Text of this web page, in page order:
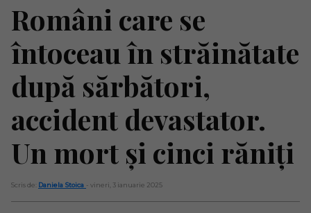
Români care se
întoceau în străinătate
după sărbători,
accident devastator.
Un mort și cinci răniți
Scris de: Daniela Stoica - vineri, 3 ianuarie 2025